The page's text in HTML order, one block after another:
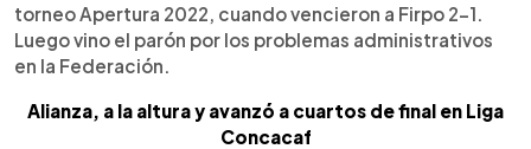
torneo Apertura 2022, cuando vencieron a Firpo 2-1.
Luego vino el parón por los problemas administrativos
en la Federación.
Alianza, a la altura y avanzó a cuartos de final en Liga
Concacaf